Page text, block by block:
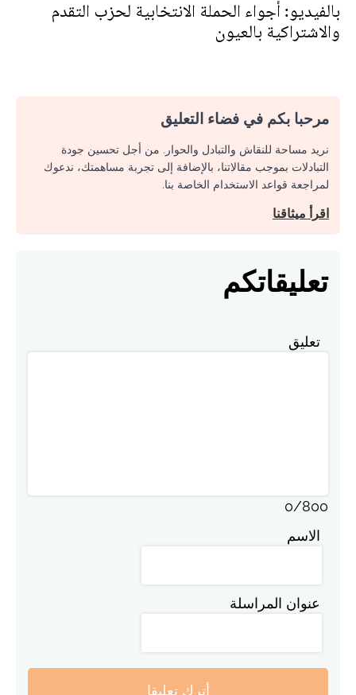
بالفيديو: أجواء الحملة الانتخابية لحزب التقدم
والاشتراكية بالعيون
مرحبا بكم في فضاء التعليق
نريد مساحة للنقاش والتبادل والحوار. من أجل تحسين جودة
التبادلات بموجب مقالاتنا، بالإضافة إلى تجربة مساهمتك، ندعوك
لمراجعة قواعد الاستخدام الخاصة بنا.
اقرأ ميثاقنا
تعليقاتكم
تعليق
0/800
الاسم
عنوان المراسلة
أترك تعليقا